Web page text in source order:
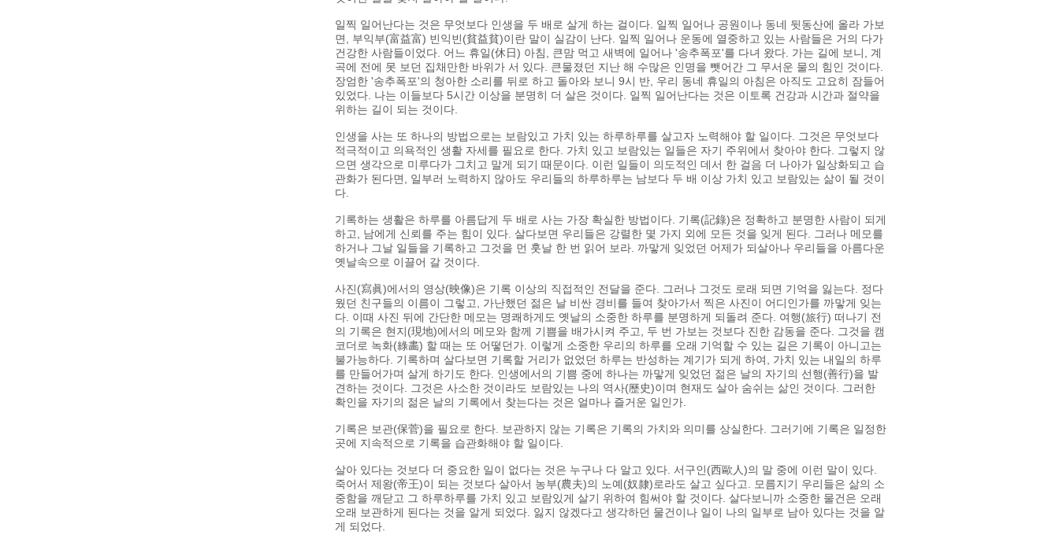
일찍 일어난다는 것은 무엇보다 인생을 두 배로 살게 하는 걸이다. 일찍 일어나 공원이나 동네 뒷동산에 올라 가보
면, 부익부(富益富) 빈익빈(貧益貧)이란 말이 실감이 난다. 일찍 일어나 운동에 열중하고 있는 사람들은 거의 다가
건강한 사람들이었다. 어느 휴일(休日) 아침, 큰맘 먹고 새벽에 일어나 '송추폭포'를 다녀 왔다. 가는 길에 보니, 계
곡에 전에 못 보던 집채만한 바위가 서 있다. 큰물졌던 지난 해 수많은 인명을 뺏어간 그 무서운 물의 힘인 것이다.
장엄한 '송추폭포'의 청아한 소리를 뒤로 하고 돌아와 보니 9시 반, 우리 동네 휴일의 아침은 아직도 고요히 잠들어
있었다. 나는 이들보다 5시간 이상을 분명히 더 살은 것이다. 일찍 일어난다는 것은 이토록 건강과 시간과 절약을
위하는 길이 되는 것이다.
인생을 사는 또 하나의 방법으로는 보람있고 가치 있는 하루하루를 살고자 노력해야 할 일이다. 그것은 무엇보다
적극적이고 의욕적인 생활 자세를 필요로 한다. 가치 있고 보람있는 일들은 자기 주위에서 찾아야 한다. 그렇지 않
으면 생각으로 미루다가 그치고 말게 되기 때문이다. 이런 일들이 의도적인 데서 한 걸음 더 나아가 일상화되고 습
관화가 된다면, 일부러 노력하지 않아도 우리들의 하루하루는 남보다 두 배 이상 가치 있고 보람있는 삶이 될 것이
다.
기록하는 생활은 하루를 아름답게 두 배로 사는 가장 확실한 방법이다. 기록(記錄)은 정확하고 분명한 사람이 되게
하고, 남에게 신뢰를 주는 힘이 있다. 살다보면 우리들은 강렬한 몇 가지 외에 모든 것을 잊게 된다. 그러나 메모를
하거나 그날 일들을 기록하고 그것을 먼 훗날 한 번 읽어 보라. 까맣게 잊었던 어제가 되살아나 우리들을 아름다운
옛날속으로 이끌어 갈 것이다.
사진(寫眞)에서의 영상(映像)은 기록 이상의 직접적인 전달을 준다. 그러나 그것도 로래 되면 기억을 잃는다. 정다
웠던 친구들의 이름이 그렇고, 가난했던 젊은 날 비싼 경비를 들여 찾아가서 찍은 사진이 어디인가를 까맣게 잊는
다. 이때 사진 뒤에 간단한 메모는 명쾌하게도 옛날의 소중한 하루를 분명하게 되돌려 준다. 여행(旅行) 떠나기 전
의 기록은 현지(現地)에서의 메모와 함께 기쁨을 배가시켜 주고, 두 번 가보는 것보다 진한 감동을 준다. 그것을 캠
코더로 녹화(綠畵) 할 때는 또 어떻던가. 이렇게 소중한 우리의 하루를 오래 기억할 수 있는 길은 기록이 아니고는
불가능하다. 기록하며 살다보면 기록할 거리가 없었던 하루는 반성하는 계기가 되게 하여, 가치 있는 내일의 하루
를 만들어가며 살게 하기도 한다. 인생에서의 기쁨 중에 하나는 까맣게 잊었던 젊은 날의 자기의 선행(善行)을 발
견하는 것이다. 그것은 사소한 것이라도 보람있는 나의 역사(歷史)이며 현재도 살아 숨쉬는 삶인 것이다. 그러한
확인을 자기의 젊은 날의 기록에서 찾는다는 것은 얼마나 즐거운 일인가.
기록은 보관(保菅)을 필요로 한다. 보관하지 않는 기록은 기록의 가치와 의미를 상실한다. 그러기에 기록은 일정한
곳에 지속적으로 기록을 습관화해야 할 일이다.
살아 있다는 것보다 더 중요한 일이 없다는 것은 누구나 다 알고 있다. 서구인(西歐人)의 말 중에 이런 말이 있다.
죽어서 제왕(帝王)이 되는 것보다 살아서 농부(農夫)의 노예(奴隸)로라도 살고 싶다고. 모름지기 우리들은 삶의 소
중함을 깨닫고 그 하루하루를 가치 있고 보람있게 살기 위하여 힘써야 할 것이다. 살다보니까 소중한 물건은 오래
오래 보관하게 된다는 것을 알게 되었다. 잃지 않겠다고 생각하던 물건이나 일이 나의 일부로 남아 있다는 것을 알
게 되었다.